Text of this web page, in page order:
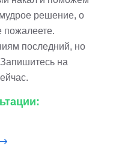
решение, о
пожалеете.
последний, но
на